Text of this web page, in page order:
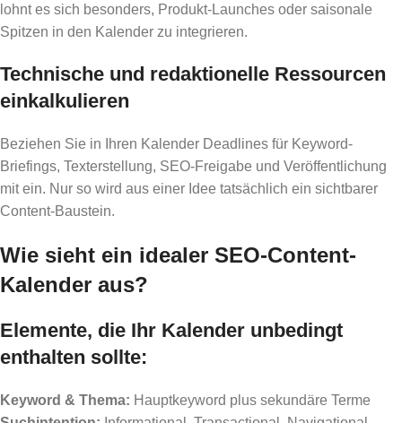
lohnt es sich besonders, Produkt-Launches oder saisonale
Spitzen in den Kalender zu integrieren.
Technische und redaktionelle Ressourcen
einkalkulieren
Beziehen Sie in Ihren Kalender Deadlines für Keyword-
Briefings, Texterstellung, SEO-Freigabe und Veröffentlichung
mit ein. Nur so wird aus einer Idee tatsächlich ein sichtbarer
Content-Baustein.
Wie sieht ein idealer SEO-Content-
Kalender aus?
Elemente, die Ihr Kalender unbedingt
enthalten sollte:
Keyword & Thema: Hauptkeyword plus sekundäre Terme